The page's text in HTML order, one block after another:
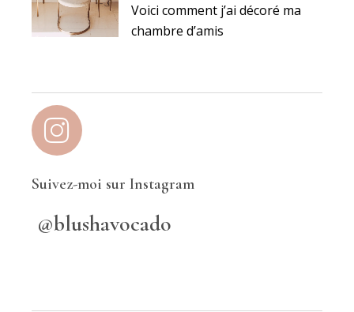
Voici comment j’ai décoré ma
chambre d’amis
Suivez-moi sur Instagram
@blushavocado